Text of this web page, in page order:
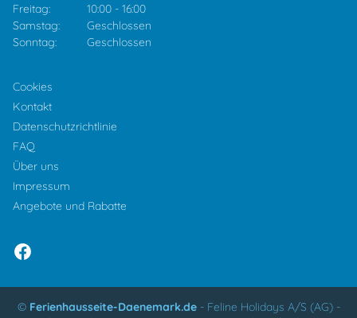
Freitag:
10:00 - 16:00
Samstag:
Geschlossen
Sonntag:
Geschlossen
Cookies
Kontakt
Datenschutzrichtlinie
FAQ
Über uns
Impressum
Angebote und Rabatte
© Ferienhausseite-Daenemark.de- Feline Holidays A/S (AG)-